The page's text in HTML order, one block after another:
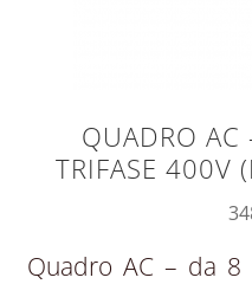
QUADRO
TRIFASE 400V
Quadro AC – da